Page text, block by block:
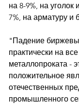
на 8-9%, на
7%, на арматуру и
"Падение
практически на
металлопроката -
положительное
отечественных
промышленного